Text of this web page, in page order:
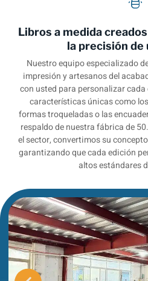
Libros a medida
la precisión de
Nuestro equipo especializado
impresión y artesanos del
con usted para personalizar
características únicas como
formas troqueladas o las
respaldo de nuestra fábrica de
el sector, convertimos su
garantizando que cada edición
altos estándares